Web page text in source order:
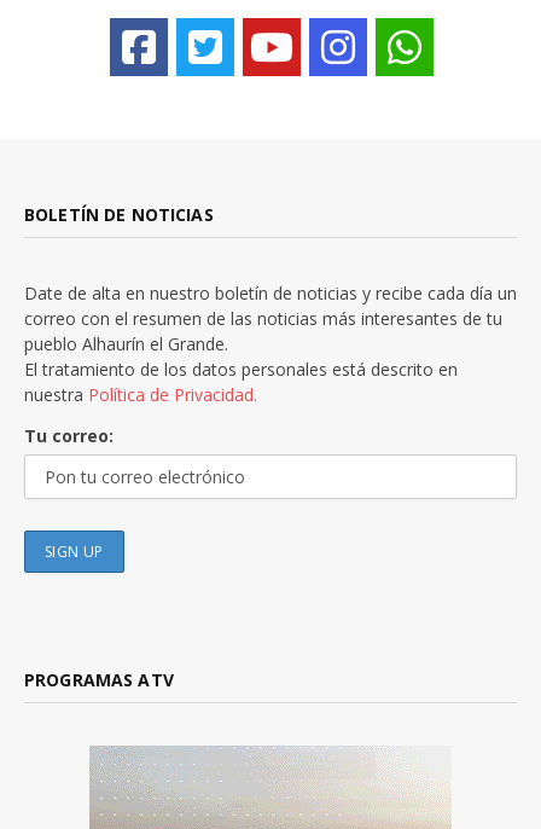
BOLETÍN DE NOTICIAS
Date de alta en nuestro boletín de noticias y recibe cada día un
correo con el resumen de las noticias más interesantes de tu
pueblo Alhaurín el Grande.
El tratamiento de los datos personales está descrito en
nuestra Política de Privacidad.
Tu correo:
PROGRAMAS ATV